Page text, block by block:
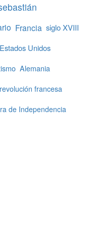
Francia siglo XVIII
Unidos
Alemania
revolución francesa
de Independencia